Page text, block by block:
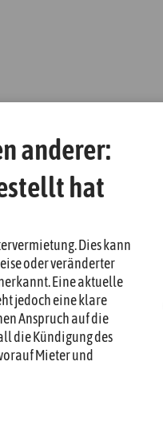
anderer:
hat
Dies kann
oder veränderter
Eine aktuelle
jedoch eine klare
Anspruch auf die
die Kündigung des
Mieter und